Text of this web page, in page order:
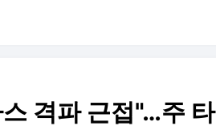
격파 근접"…주 타